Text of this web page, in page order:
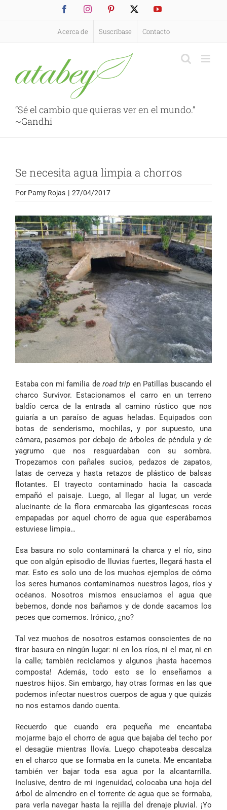
FacebookInstagramPinterest YouTube
Acerca de Suscríbase Contacto
“Sé el cambio que quieras ver en el mundo.”
~Gandhi
Se necesita agua limpia a chorros
Por Pamy Rojas | 27/04/2017
Estaba con mi familia de road trip en Patillas buscando el
charco Survivor. Estacionamos el carro en un terreno
baldío cerca de la entrada al camino rústico que nos
guiaría a un paraíso de aguas heladas. Equipados con
botas de senderismo, mochilas, y por supuesto, una
cámara, pasamos por debajo de árboles de péndula y de
yagrumo que nos resguardaban con su sombra.
Tropezamos con pañales sucios, pedazos de zapatos,
latas de cerveza y hasta retazos de plástico de balsas
flotantes. El trayecto contaminado hacia la cascada
empañó el paisaje. Luego, al llegar al lugar, un verde
alucinante de la flora enmarcaba las gigantescas rocas
empapadas por aquel chorro de agua que esperábamos
estuviese limpia…
Esa basura no solo contaminará la charca y el río, sino
que con algún episodio de lluvias fuertes, llegará hasta el
mar. Esto es solo uno de los muchos ejemplos de cómo
los seres humanos contaminamos nuestros lagos, ríos y
océanos. Nosotros mismos ensuciamos el agua que
bebemos, donde nos bañamos y de donde sacamos los
peces que comemos. Irónico, ¿no?
Tal vez muchos de nosotros estamos conscientes de no
tirar basura en ningún lugar: ni en los ríos, ni el mar, ni en
la calle; también reciclamos y algunos ¡hasta hacemos
composta! Además, todo esto se lo enseñamos a
nuestros hijos. Sin embargo, hay otras formas en las que
podemos infectar nuestros cuerpos de agua y que quizás
no nos estamos dando cuenta.
Recuerdo que cuando era pequeña me encantaba
mojarme bajo el chorro de agua que bajaba del techo por
el desagüe mientras llovía. Luego chapoteaba descalza
en el charco que se formaba en la cuneta. Me encantaba
también ver bajar toda esa agua por la alcantarrilla.
Inclusive, dentro de mi ingenuidad, colocaba una hoja del
árbol de almendro en el torrente de agua que se formaba,
para verla navegar hasta la rejilla del drenaje pluvial. ¡Yo